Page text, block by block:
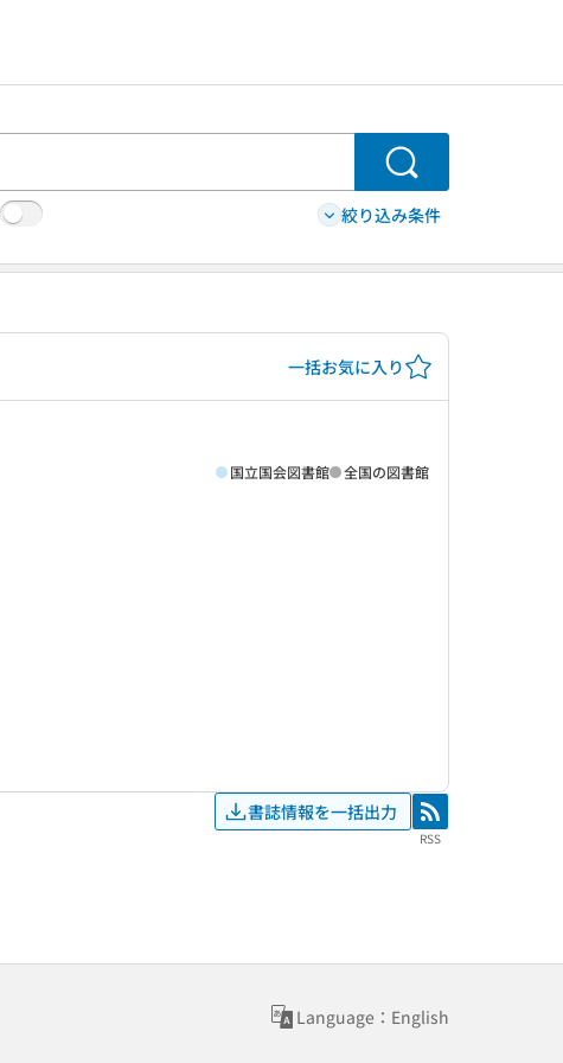
検索
絞り込み条件
一括お気に入り
国立国会図書館 全国の図書館
書誌情報を一括出力 RSS
RSS
Language：English